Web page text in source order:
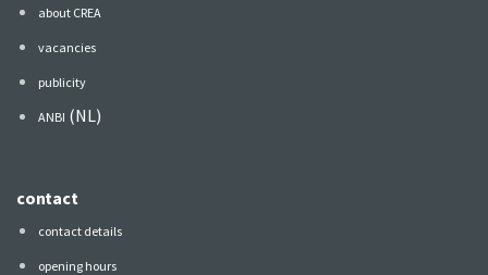
about CREA
vacancies
publicity
ANBI (NL)
contact
contact details
opening hours